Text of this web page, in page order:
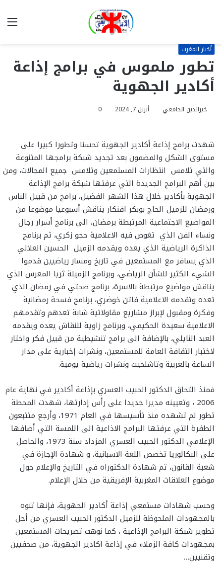
أخبار المغرب
تطور ملموس في برامج إذاعة
أكادير الجهوية
خيرالدين الجامعي أبريل 7, 2024 0
شهدت برامج إذاعة أكادير الجهوية تحسنا وتطورا كبيرا على
مستوى الشكل والمضمون بعد تجديد شبكة برامجها المتنوعة
والتي تلامس انتظارات المستمعين وتلامس جميع المجالات، ومن
بين أهم البرامج الجديدة التي عرفتها شبكة برامج الإذاعة
الجهوية بأكادير خلال هذا الشهر الفضيل، برامج من قبيل الناس
ورمضان للزميل الحاج بوبكر افنكار يناقش أسبوعيا موضوعا من
المواضيع الاجتماعية المرتبطة برمضان، الى برنامج أسرار رجال
ونساء الفن الذي تغوص فيه الاعلامية حجو زكري، ثم برنامج
الذاكرة الرياضية الذي يعده ويقدمه الزميل الحسين العلالي
الذي يسافر مع المستمعين في تاربخ ومسار رياضيين قدموا
الشيء الكثير للشأن الرياضي، وبرنامج الزميلة ثريا المعرس الذي
يناقش مواضيع مرتبطة بالاسرة، برنامج صحتي في رمضان الذي
تعده وتقدمه الاعلامية فاتن خوضري، برنامج فسحة رمضانية
وفكرة ومقبول لإبراز مشاريع مقاولاتية شابة تعدهم وتقدمهم
الاعلامية سعيدة الحكيمي، وبرنامج زاوية للنقاش يعده ويقدمه
العبد النايلي، بالإضافة الى برامج تنشيطية من قبيل فكر واختار
لاختبار الثقافة العامة للمستمعين، ونشرات إخبارية على مدار
الساعة بالعربية وتاشلحيت ونشرات رياضية يومية.
فمنذ التحاق الدكتور الحبيب العسري بإذاعة أكادير في نهاية عام
2006 ، وتعيينه مديرا جديدا على رأس إدارتها، شهدت المحطة
تطور لم تشهده منذ تأسيسها في العام 1971، وأرجع متتبعون
الطفرة التي عرفتها البرامج الاذاعية الى اللمسة التي أضافها
الإعلامي الدكتور الحبيب العسري المزداد سنة 1973، والحاصل
على البكالوريا تخصص اللغة الاسبانية، و شهادة الإجازة في
شعبة القانون، ثم شهادة الدكتوراه في التاريخ والإعلام حول
موضوع العلاقات المغربية الإفريقية من خلال الإعلام.
وحسب شهادات مستمعي إذاعة أكادير الجهوية، فإنها تنوه
بالمجهودات الملحوظة للزميل الدكتور الحبيب العسري من أجل
تطوير شبكة البرامج الإذاعية ، كما نوهت تصريحات المستمعين
بمجهودات كافة الزملاء في إذاعة اكادير الجهوية، من صحفيين
وتقنيين…